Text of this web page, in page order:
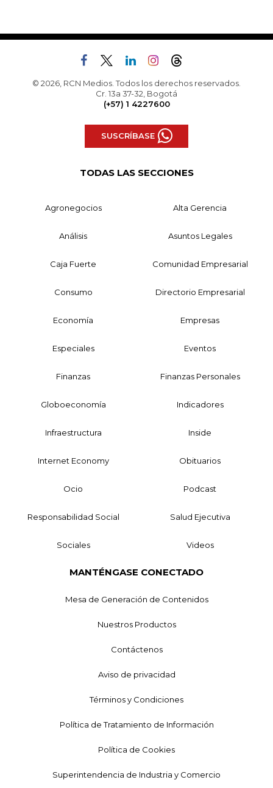
© 2026, RCN Medios. Todos los derechos reservados.
Cr. 13a 37-32, Bogotá
(+57) 1 4227600
SUSCRÍBASE
TODAS LAS SECCIONES
Agronegocios Alta Gerencia
Análisis Asuntos Legales
Caja Fuerte Comunidad Empresarial
Consumo Directorio Empresarial
Economía Empresas
Especiales Eventos
Finanzas Finanzas Personales
Globoeconomía Indicadores
Infraestructura Inside
Internet Economy Obituarios
Ocio Podcast
Responsabilidad Social Salud Ejecutiva
Sociales Videos
MANTÉNGASE CONECTADO
Mesa de Generación de Contenidos
Nuestros Productos
Contáctenos
Aviso de privacidad
Términos y Condiciones
Política de Tratamiento de Información
Política de Cookies
Superintendencia de Industria y Comercio